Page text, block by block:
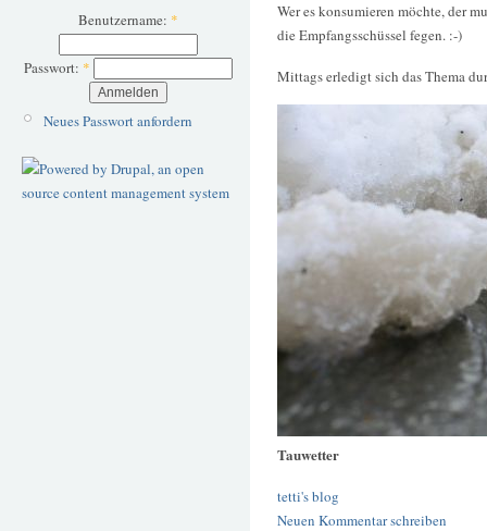
Benutzername: *
Passwort: *
Neues Passwort anfordern
Wer es konsumieren möchte, der
die Empfangsschüssel fegen. :-)
Mittags erledigt sich das Thema
Tauwetter
tetti's blog
Neuen Kommentar schreiben